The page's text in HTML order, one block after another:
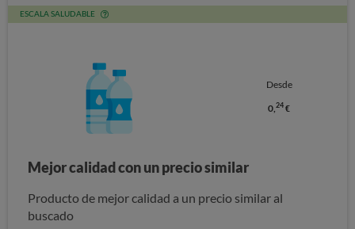
ESCALA SALUDABLE
Desde
0,24 €
Mejor calidad con un precio similar
Producto de mejor calidad a un precio similar al
buscado